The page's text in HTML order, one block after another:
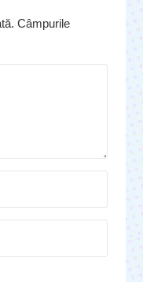
Câmpurile